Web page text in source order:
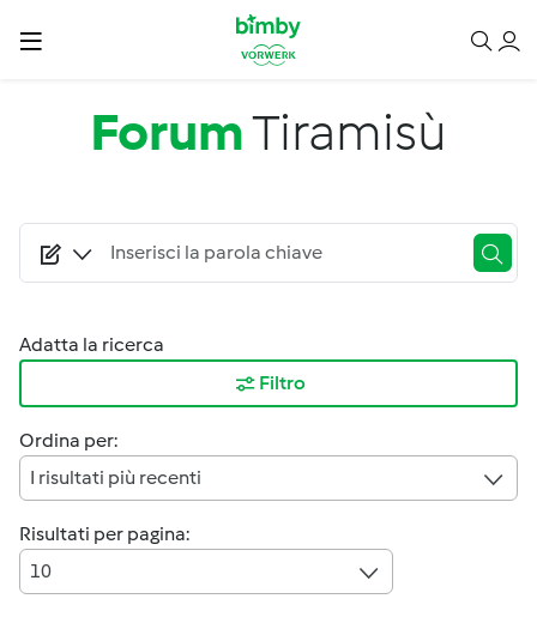
Salta al contenuto principale
ForumTiramisù
Adatta la ricerca
Filtro
Ordina per:
I risultati più recenti
Risultati per pagina:
10